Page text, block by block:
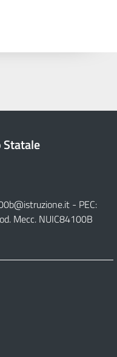
- PEC:
Mecc. NUIC84100B